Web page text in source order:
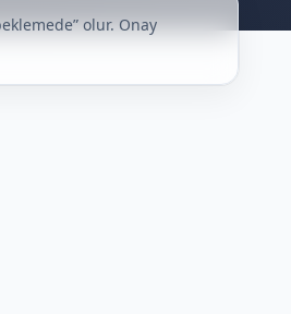
olur. Onay